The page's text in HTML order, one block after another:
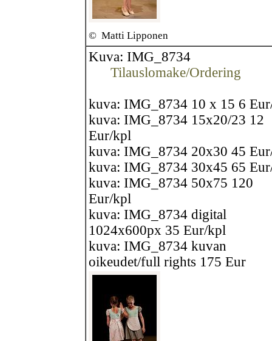
© Matti Lipponen
Kuva: IMG_8734
Tilauslomake/Ordering
kuva: IMG_8734 10 x 15 6
kuva: IMG_8734 15x20/23 12
Eur/kpl
kuva: IMG_8734 20x30 45
kuva: IMG_8734 30x45 65
kuva: IMG_8734 50x75 120
Eur/kpl
kuva: IMG_8734 digital
1024x600px 35 Eur/kpl
kuva: IMG_8734 kuvan
oikeudet/full rights 175 Eur